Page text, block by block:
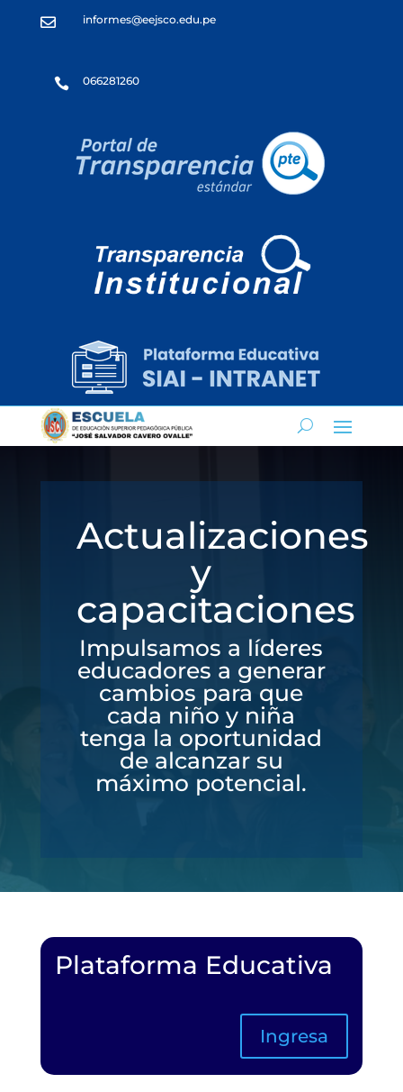
 informes@eejsco.edu.pe
 066281260
Actualizaciones
y
capacitaciones
Impulsamos a líderes
educadores a generar
cambios para que
cada niño y niña
tenga la oportunidad
de alcanzar su
máximo potencial.
Plataforma Educativa
Ingresa